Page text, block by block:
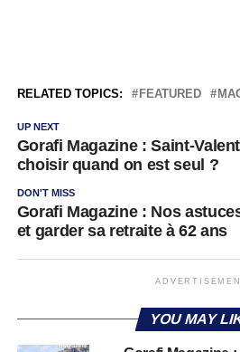
RELATED TOPICS: FEATURED
UP NEXT
Gorafi Magazine : Saint-
choisir quand on est seul ?
DON'T MISS
Gorafi Magazine : Nos
et garder sa retraite à 62 ans
YOU MAY